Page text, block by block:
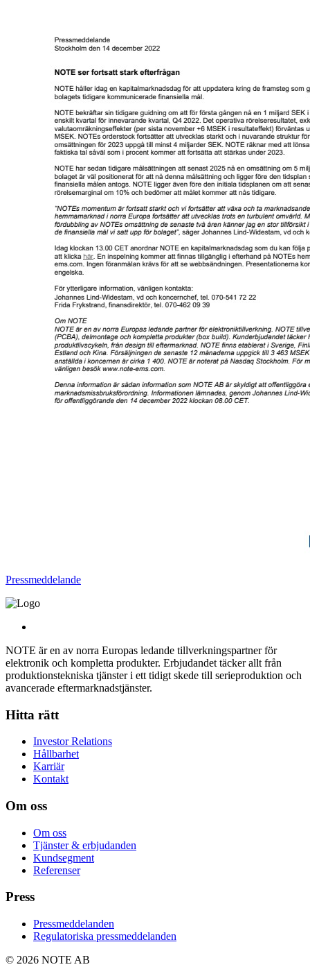
Pressmeddelande
NOTE är en av norra Europas ledande tillverkningspartner för
elektronik och kompletta produkter. Erbjudandet täcker allt från
produktionstekniska tjänster i ett tidigt skede till serieproduktion och
avancerade eftermarknadstjänster.
Hitta rätt
Investor Relations
Hållbarhet
Karriär
Kontakt
Om oss
Om oss
Tjänster & erbjudanden
Kundsegment
Referenser
Press
Pressmeddelanden
Regulatoriska pressmeddelanden
© 2026 NOTE AB